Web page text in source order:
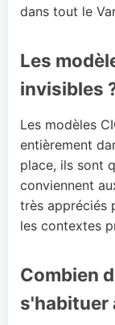
dans tout le
Les
invisibles
Les modèles
entièrement
place, ils sont
conviennent
très appréciés
les contextes
Combien
s'habituer